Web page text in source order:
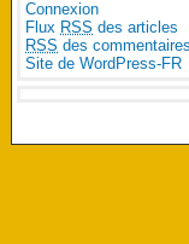
Connexion
Flux RSS des articles
RSS des commentaires
Site de WordPress-FR